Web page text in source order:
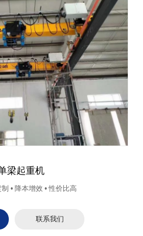
梁起重机
• 降本增效 • 性价比高
联系我们